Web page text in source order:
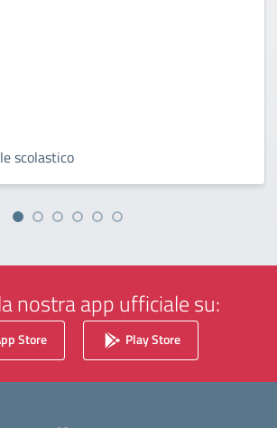
scolastico
nostra app ufficiale su:
Store Play Store